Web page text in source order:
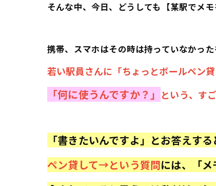
そんな中、今日、どうしても【某駅でメ
携帯、スマホはその時は持っていなかっ
若い駅員さんに「ちょっとボールペン
「何に使うんですか？」 という、す
「書きたいんですよ」とお答えす
ペン貸して→という質問には、「